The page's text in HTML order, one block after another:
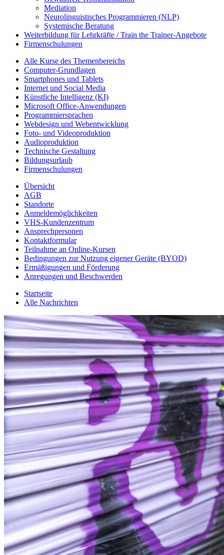
Mediation
Neurolinguistisches Programmieren (NLP)
Systemische Beratung
Weiterbildung für Lehrkräfte / Train the Trainer-Angebote
Firmenschulungen
Alle Kurse des Themenbereichs
Computer-Grundlagen
Smartphones und Tablets
Internet und Social Media
Künstliche Intelligenz (KI)
Microsoft Office-Anwendungen
Programmiersprachen
Webdesign und Webentwicklung
Foto- und Videoproduktion
Audioproduktion
Technische Gestaltung
Bildungsurlaub
Firmenschulungen
Übersicht
AGB
Standorte
Anmeldemöglichkeiten
VHS-Kundenzentrum
Ansprechpersonen
Kontaktformular
Teilnahme an Online-Kursen
Bedingungen zur Nutzung eigener Geräte (BYOD)
Ermäßigungen und Förderung
Anregungen und Beschwerden
Startseite
Alle Nachrichten